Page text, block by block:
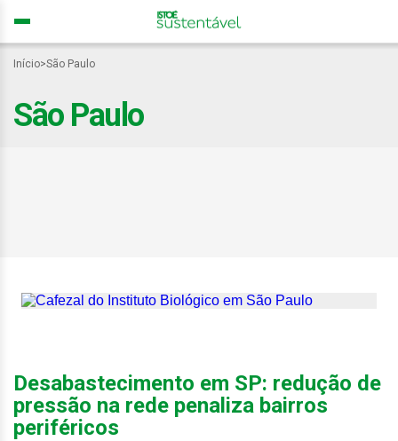
Início>São Paulo
São Paulo
Desabastecimento em SP: redução de
pressão na rede penaliza bairros
periféricos